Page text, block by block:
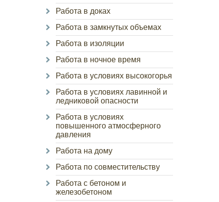
Работа в доках
Работа в замкнутых объемах
Работа в изоляции
Работа в ночное время
Работа в условиях высокогорья
Работа в условиях лавинной и
ледниковой опасности
Работа в условиях
повышенного атмосферного
давления
Работа на дому
Работа по совместительству
Работа с бетоном и
железобетоном